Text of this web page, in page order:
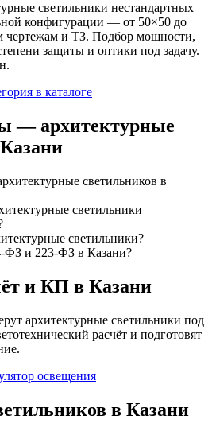
светильники нестандартных
конфигурации — от 50×50 до
чертежам и ТЗ. Подбор мощности,
защиты и оптики под задачу.
в каталоге
—архитектурные
светильников в
светильники
светильники?
ФЗ и 223-ФЗ в Казани?
и КП в Казани
архитектурные светильники под
расчёт и подготовят
освещения
в Казани